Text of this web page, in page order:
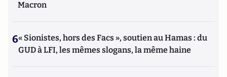
Macron
6« Sionistes, hors des Facs », soutien au Hamas : du
GUD à LFI, les mêmes slogans, la même haine